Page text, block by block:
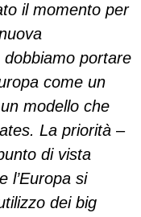
il momento per
portare
come un
modello che
La priorità –
di vista
l’Europa si
dei big